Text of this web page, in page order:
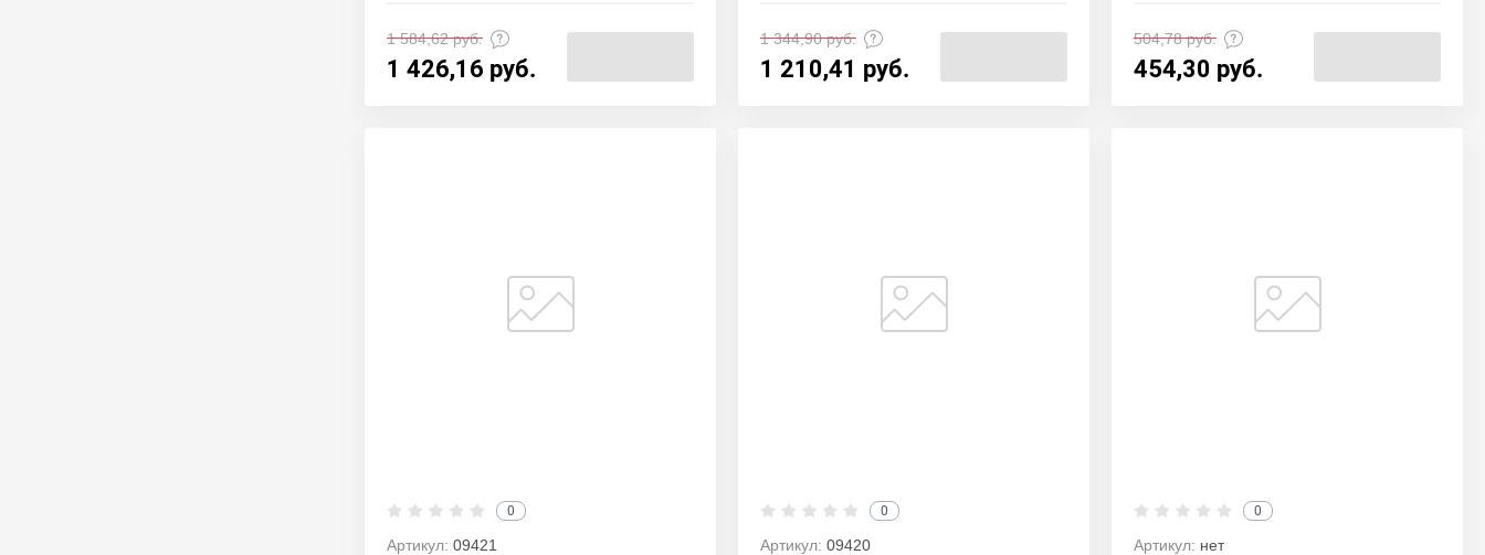
1 584,62руб.
1 426,16 руб.
1 344,90руб.
1 210,41 руб.
504,78руб.
454,30 руб.
0
Артикул: 09421
0
Артикул: 09420
0
Артикул: нет